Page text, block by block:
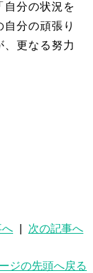
自分の状況を
分の頑張り
、更なる努力
へ 次の記事へ
ジの先頭へ戻る